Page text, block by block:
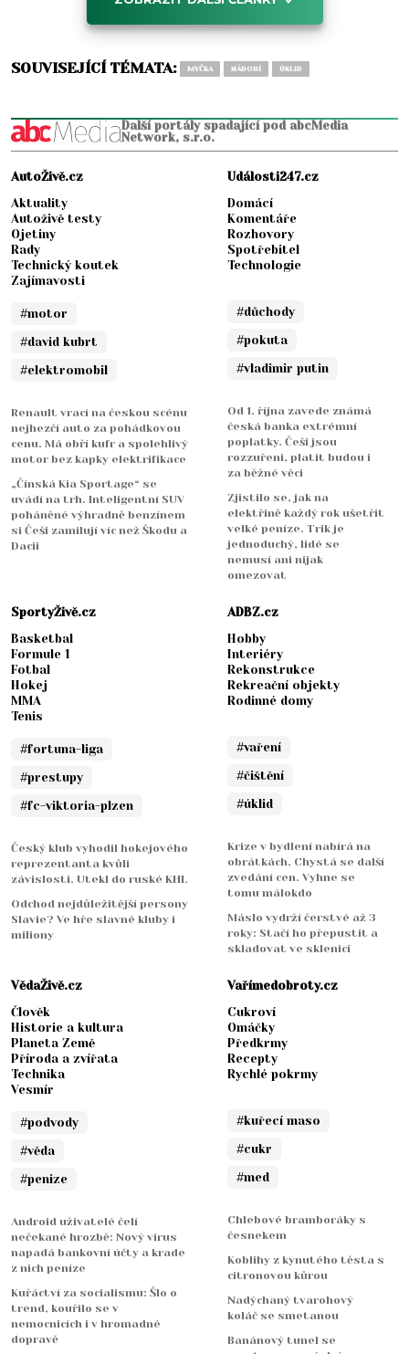
SOUVISEJÍCÍ TÉMATA: MYČKA NÁDOBÍ ÚKLID
Další portály spadající pod abcMedia
Network, s.r.o.
AutoŽivě.cz
Aktuality
Autoživě testy
Ojetiny
Rady
Technický koutek
Zajímavosti
#motor
#david kubrt
#elektromobil
Renault vrací na českou scénu
nejhezčí auto za pohádkovou
cenu. Má obří kufr a spolehlivý
motor bez kapky elektrifikace
„Čínská Kia Sportage“ se
uvádí na trh. Inteligentní SUV
poháněné výhradně benzínem
si Češi zamilují víc než Škodu a
Dacii
Události247.cz
Domácí
Komentáře
Rozhovory
Spotřebitel
Technologie
#důchody
#pokuta
#vladimir putin
Od 1. října zavede známá
česká banka extrémní
poplatky. Češi jsou
rozzuřeni, platit budou i
za běžné věci
Zjistilo se, jak na
elektřině každý rok ušetřit
velké peníze. Trik je
jednoduchý, lidé se
nemusí ani nijak
omezovat
SportyŽivě.cz
Basketbal
Formule 1
Fotbal
Hokej
MMA
Tenis
#fortuna-liga
#prestupy
#fc-viktoria-plzen
Český klub vyhodil hokejového
reprezentanta kvůli
závislosti. Utekl do ruské KHL
Odchod nejdůležitější persony
Slavie? Ve hře slavné kluby i
miliony
ADBZ.cz
Hobby
Interiéry
Rekonstrukce
Rekreační objekty
Rodinné domy
#vaření
#čištění
#úklid
Krize v bydlení nabírá na
obrátkách. Chystá se další
zvedání cen. Vyhne se
tomu málokdo
Máslo vydrží čerstvé až 3
roky: Stačí ho přepustit a
skladovat ve sklenici
VědaŽivě.cz
Člověk
Historie a kultura
Planeta Země
Příroda a zvířata
Technika
Vesmír
#podvody
#věda
#penize
Android uživatelé čelí
nečekané hrozbě: Nový virus
napadá bankovní účty a krade
z nich peníze
Kuřáctví za socialismu: Šlo o
trend, kouřilo se v
nemocnicích i v hromadné
dopravě
Vařímedobroty.cz
Cukroví
Omáčky
Předkrmy
Recepty
Rychlé pokrmy
#kuřecí maso
#cukr
#med
Chlebové bramboráky s
česnekem
Koblihy z kynutého těsta s
citronovou kůrou
Nadýchaný tvarohový
koláč se smetanou
Banánový tunel se